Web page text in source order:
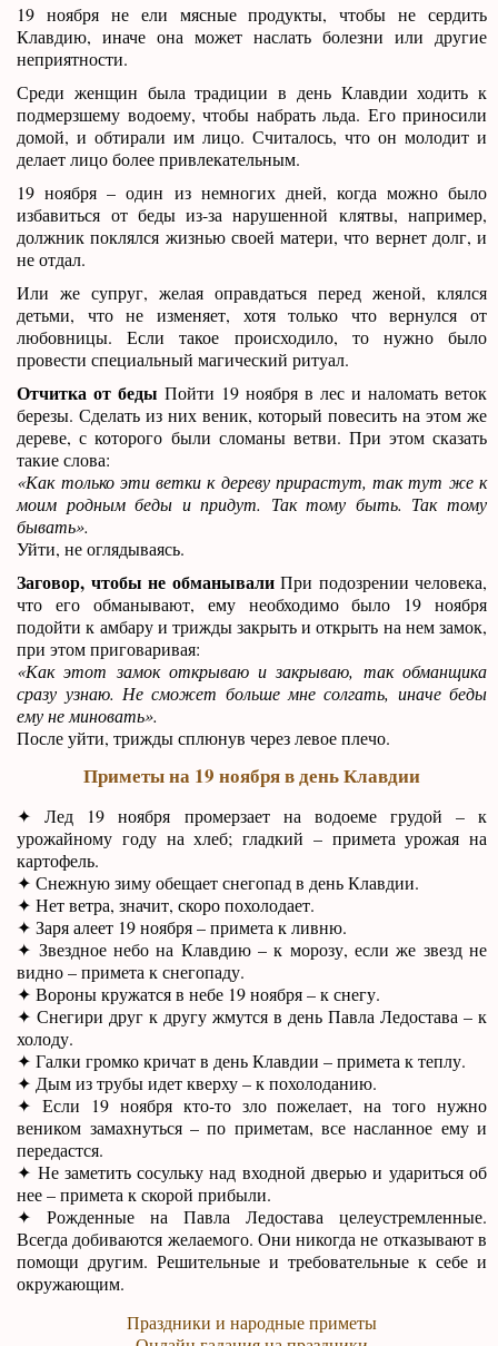
19 ноября не ели мясные продукты, чтобы не сердить
Клавдию, иначе она может наслать болезни или другие
неприятности.
Среди женщин была традиции в день Клавдии ходить к
подмерзшему водоему, чтобы набрать льда. Его приносили
домой, и обтирали им лицо. Считалось, что он молодит и
делает лицо более привлекательным.
19 ноября – один из немногих дней, когда можно было
избавиться от беды из-за нарушенной клятвы, например,
должник поклялся жизнью своей матери, что вернет долг, и
не отдал.
Или же супруг, желая оправдаться перед женой, клялся
детьми, что не изменяет, хотя только что вернулся от
любовницы. Если такое происходило, то нужно было
провести специальный магический ритуал.
Отчитка от беды Пойти 19 ноября в лес и наломать веток
березы. Сделать из них веник, который повесить на этом же
дереве, с которого были сломаны ветви. При этом сказать
такие слова:
«Как только эти ветки к дереву прирастут, так тут же к
моим родным беды и придут. Так тому быть. Так тому
бывать».
Уйти, не оглядываясь.
Заговор, чтобы не обманывалиПри подозрении человека,
что его обманывают, ему необходимо было 19 ноября
подойти к амбару и трижды закрыть и открыть на нем замок,
при этом приговаривая:
«Как этот замок открываю и закрываю, так обманщика
сразу узнаю. Не сможет больше мне солгать, иначе беды
ему не миновать».
После уйти, трижды сплюнув через левое плечо.
Приметы на 19 ноября в день Клавдии
✦ Лед 19 ноября промерзает на водоеме грудой – к
урожайному году на хлеб; гладкий – примета урожая на
картофель.
✦ Снежную зиму обещает снегопад в день Клавдии.
✦ Нет ветра, значит, скоро похолодает.
✦ Заря алеет 19 ноября – примета к ливню.
✦ Звездное небо на Клавдию – к морозу, если же звезд не
видно – примета к снегопаду.
✦ Вороны кружатся в небе 19 ноября – к снегу.
✦ Снегири друг к другу жмутся в день Павла Ледостава – к
холоду.
✦ Галки громко кричат в день Клавдии – примета к теплу.
✦ Дым из трубы идет кверху – к похолоданию.
✦ Если 19 ноября кто-то зло пожелает, на того нужно
веником замахнуться – по приметам, все насланное ему и
передастся.
✦ Не заметить сосульку над входной дверью и удариться об
нее – примета к скорой прибыли.
✦ Рожденные на Павла Ледостава целеустремленные.
Всегда добиваются желаемого. Они никогда не отказывают в
помощи другим. Решительные и требовательные к себе и
окружающим.
Праздники и народные приметы